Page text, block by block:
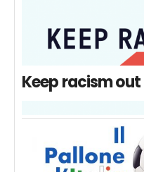
Keep racism out